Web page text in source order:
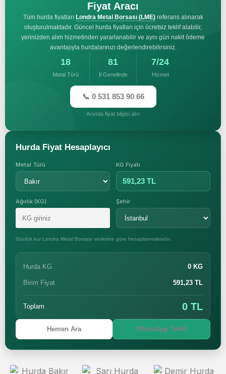
Fiyat Aracı
Tüm hurda fiyatları Londra Metal Borsası (LME)referans alınarak
oluşturulmaktadır. Güncel hurda fiyatları için ücretsiz teklif alabilir,
yerinizden alım hizmetinden yararlanabilir ve aynı gün nakit ödeme
avantajıyla hurdalarınızı değerlendirebilirsiniz.
18
Metal Türü
81
İl Genelinde
7/24
Hizmet
📞 0 531 853 90 66
Anında fiyat bilgisi alın
Hurda Fiyat Hesaplayıcı
Metal Türü KG Fiyatı
591,23 TL
Ağırlık (KG) Şehir
Günlük kur Londra Metal Borsası verilerine göre hesaplanmaktadır.
Hurda KG 0 KG
Birim Fiyat 591,23 TL
Toplam 0 TL
Hemen Ara WhatsApp Teklif